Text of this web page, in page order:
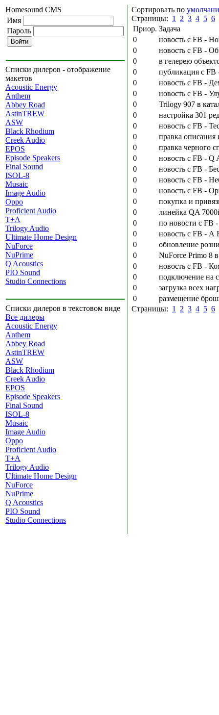
Homesound CMS
Имя
Пароль
Списки дилеров - отображение
макетов
Acoustic Energy
Anthem
Abbey Road
AstinTREW
ASW
Black Rhodium
Creek Audio
EPOS
Episode Speakers
Final Sound
ISOL-8
Musaic
Image Audio
Oppo
Proficient Audio
T+A
Trilogy Audio
Ultimate Home Design
NuForce
NuPrime
Q Acoustics
PIO Sound
Studio Connections
Списки дилеров в текстовом виде
Все дилеры
Acoustic Energy
Anthem
Abbey Road
AstinTREW
ASW
Black Rhodium
Creek Audio
EPOS
Episode Speakers
Final Sound
ISOL-8
Musaic
Image Audio
Oppo
Proficient Audio
T+A
Trilogy Audio
Ultimate Home Design
NuForce
NuPrime
Q Acoustics
PIO Sound
Studio Connections
Сортировать по
Страницы: 1 2 3 4 5 6
Приор. Задача
0
новость с FB -
0
новость с FB -
0
в гелерею
0
публикация с FB
0
новость с FB -
0
новость с FB -
0
Trilogy 907 в
0
настройка 301
0
новость с FB -
0
правка
0
правка черного
0
новость с FB - Q
0
новость с FB -
0
новость с FB -
0
новость с FB -
0
покупка и
0
линейка QA
0
по новости с FB
0
новость с FB - А
0
обновление
0
NuForce Primo 8
0
новость с FB -
0
подключение на
0
загрузка всех
0
размещение
Страницы: 1 2 3 4 5 6